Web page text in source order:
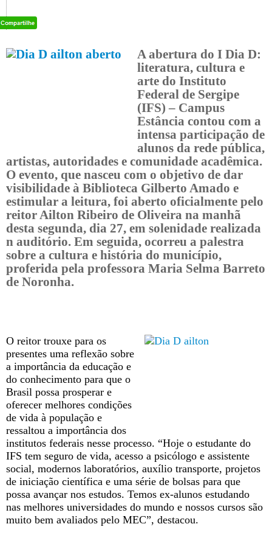
A abertura do I Dia D:
literatura, cultura e
arte do Instituto
Federal de Sergipe
(IFS) – Campus
Estância contou com a
intensa participação de
alunos da rede pública,
artistas, autoridades e comunidade acadêmica.
O evento, que nasceu com o objetivo de dar
visibilidade à Biblioteca Gilberto Amado e
estimular a leitura, foi aberto oficialmente pelo
reitor Ailton Ribeiro de Oliveira na manhã
desta segunda, dia 27, em solenidade realizada
n auditório. Em seguida, ocorreu a palestra
sobre a cultura e história do município,
proferida pela professora Maria Selma Barreto
de Noronha.
O reitor trouxe para os
presentes uma reflexão sobre
a importância da educação e
do conhecimento para que o
Brasil possa prosperar e
oferecer melhores condições
de vida à população e
ressaltou a importância dos
institutos federais nesse processo. “Hoje o estudante do
IFS tem seguro de vida, acesso a psicólogo e assistente
social, modernos laboratórios, auxílio transporte, projetos
de iniciação científica e uma série de bolsas para que
possa avançar nos estudos. Temos ex-alunos estudando
nas melhores universidades do mundo e nossos cursos são
muito bem avaliados pelo MEC”, destacou.